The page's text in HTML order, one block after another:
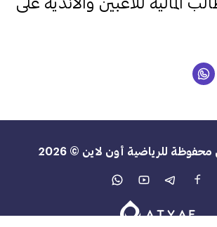
للرياضية أون لاين © 2026